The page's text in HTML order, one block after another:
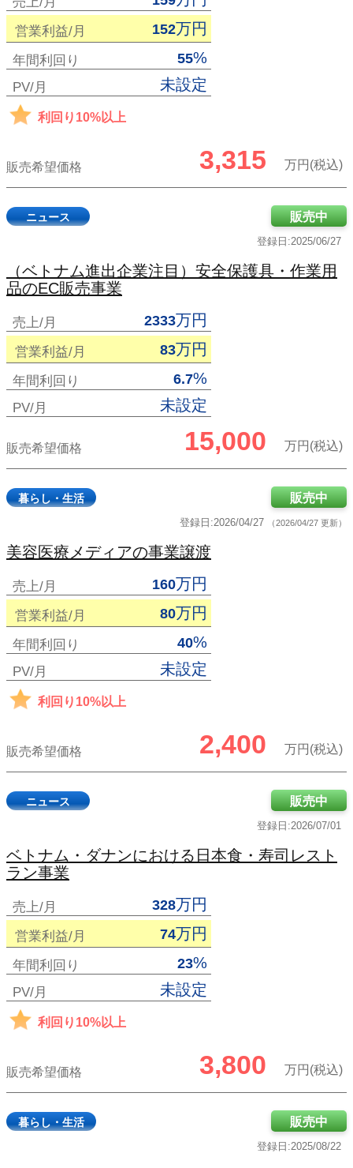
営業利益/月 152万円
年間利回り 55%
PV/月 未設定
利回り10%以上
販売希望価格 3,315 万円(税込)
ニュース
登録日:2025/06/27
販売中
（ベトナム進出企業注目）安全保護具・作業用
品のEC販売事業
売上/月 2333万円
営業利益/月 83万円
年間利回り 6.7%
PV/月 未設定
販売希望価格 15,000 万円(税込)
暮らし・生活
登録日:2026/04/27 （2026/04/27 更新）
販売中
美容医療メディアの事業譲渡
売上/月 160万円
営業利益/月 80万円
年間利回り 40%
PV/月 未設定
利回り10%以上
販売希望価格 2,400 万円(税込)
ニュース
登録日:2026/07/01
販売中
ベトナム・ダナンにおける日本食・寿司レスト
ラン事業
売上/月 328万円
営業利益/月 74万円
年間利回り 23%
PV/月 未設定
利回り10%以上
販売希望価格 3,800 万円(税込)
暮らし・生活
登録日:2025/08/22
販売中